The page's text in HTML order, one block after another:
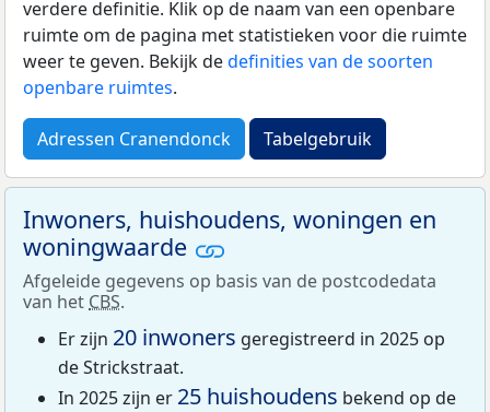
verdere definitie. Klik op de naam van een openbare
ruimte om de pagina met statistieken voor die ruimte
weer te geven. Bekijk dedefinities van de soorten
openbare ruimtes.
Adressen Cranendonck Tabelgebruik
Inwoners, huishoudens, woningen en
woningwaarde
Afgeleide gegevens op basis van de postcodedata
van het CBS.
Er zijn 20 inwoners geregistreerd in 2025 op
de Strickstraat.
In 2025 zijn er 25 huishoudens bekend op de